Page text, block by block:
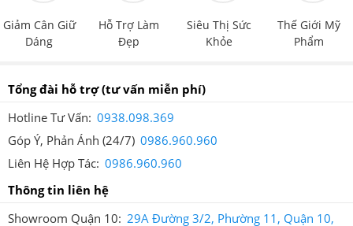
Tem chống giả điện tử SMS trên mỗi sản phẩm
Khi cào lớp tem này ra thì bạn sẽ nhận được mã số của
sản phẩm mình đã mua, sau đó, bạn soạn tin nhắn theo
cú pháp hướng dẫn trên tem và gửi đến 7039 để được
xác thực.
Giảm Cân Giữ
Dáng
Hỗ Trợ Làm
Đẹp
Siêu Thị Sức
Khỏe
Thế Giới Mỹ
Phẩm
Tổng đài hỗ trợ(tư vấn miễn phí)
Hotline Tư Vấn: 0938.098.369
Góp Ý, Phản Ánh (24/7) 0986.960.960
Liên Hệ Hợp Tác: 0986.960.960
Thông tin liên hệ
Showroom Quận 10: 29A Đường 3/2, Phường 11, Quận 10,